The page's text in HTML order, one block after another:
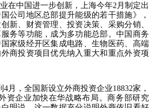
在中国进一步创新，上海今年2月制定出
公司地区总部提升能级的若干措施》，
新、财资管理、投资决策、采购分销、
务等功能，成为多功能总部。中国商务
家级经开区集成电路、生物医药、高端
商投资项目优先纳入重大和重点外资项
4月，全国新设立外商投资企业18832家，
资企业加快在华战略布局。商务部研究